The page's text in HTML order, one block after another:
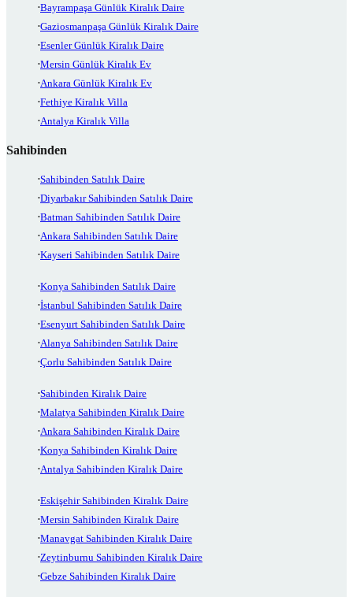
Bayrampaşa Günlük Kiralık Daire
Gaziosmanpaşa Günlük Kiralık Daire
Esenler Günlük Kiralık Daire
Mersin Günlük Kiralık Ev
Ankara Günlük Kiralık Ev
Fethiye Kiralık Villa
Antalya Kiralık Villa
Sahibinden
Sahibinden Satılık Daire
Diyarbakır Sahibinden Satılık Daire
Batman Sahibinden Satılık Daire
Ankara Sahibinden Satılık Daire
Kayseri Sahibinden Satılık Daire
Konya Sahibinden Satılık Daire
İstanbul Sahibinden Satılık Daire
Esenyurt Sahibinden Satılık Daire
Alanya Sahibinden Satılık Daire
Çorlu Sahibinden Satılık Daire
Sahibinden Kiralık Daire
Malatya Sahibinden Kiralık Daire
Ankara Sahibinden Kiralık Daire
Konya Sahibinden Kiralık Daire
Antalya Sahibinden Kiralık Daire
Eskişehir Sahibinden Kiralık Daire
Mersin Sahibinden Kiralık Daire
Manavgat Sahibinden Kiralık Daire
Zeytinburnu Sahibinden Kiralık Daire
Gebze Sahibinden Kiralık Daire